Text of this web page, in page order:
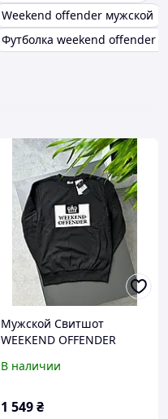
Weekend offender мужской
Футболка weekend offender
Мужской Свитшот
WEEKEND OFFENDER
черный мужской
Prison
В наличии
1 549₴